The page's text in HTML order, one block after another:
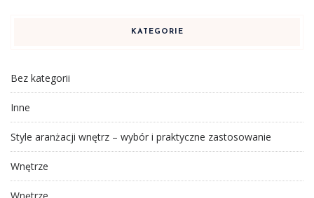
KATEGORIE
Bez kategorii
Inne
Style aranżacji wnętrz – wybór i praktyczne zastosowanie
Wnętrze